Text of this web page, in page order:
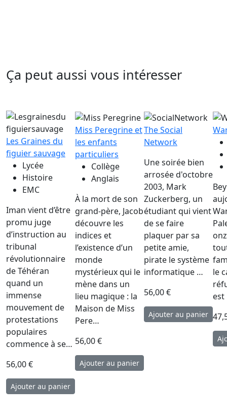
Ça peut aussi vous intéresser
Les Graines du
figuier sauvage
Lycée
Histoire
EMC
Iman vient d’être
promu juge
d’instruction au
tribunal
révolutionnaire
de Téhéran
quand un
immense
mouvement de
protestations
populaires
commence à se…
56,00 €
Miss Peregrine et
les enfants
particuliers
Collège
Anglais
À la mort de son
grand-père, Jacob
découvre les
indices et
l’existence d’un
monde
mystérieux qui le
mène dans un
lieu magique : la
Maison de Miss
Pere…
56,00 €
The Social
Network
Une soirée bien
arrosée d'octobre
2003, Mark
Zuckerberg, un
étudiant qui vient
de se faire
plaquer par sa
petite amie,
pirate le système
informatique …
56,00 €
le